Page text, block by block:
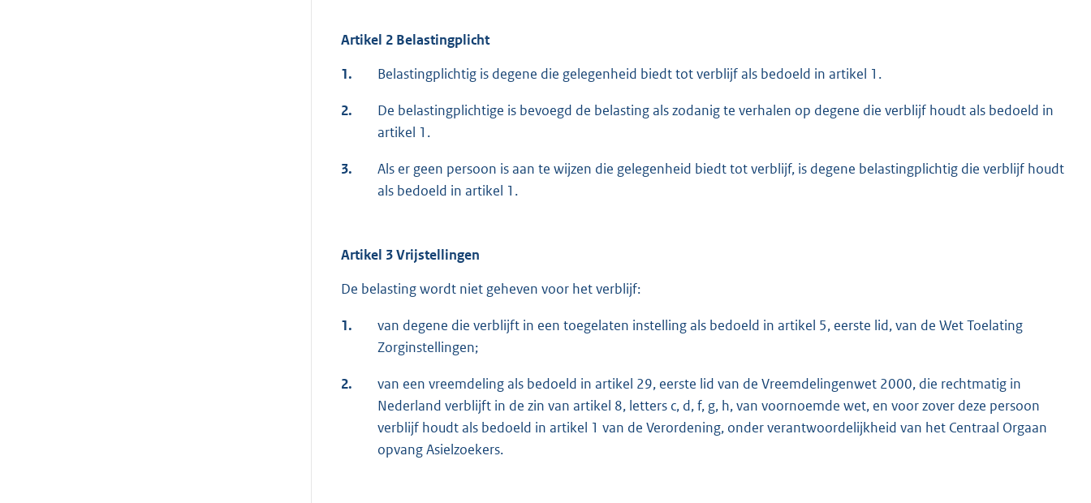
Artikel 2 Belastingplicht
1.
Belastingplichtig is degene die gelegenheid biedt tot verblijf als bedoeld in artikel 1.
2.
De belastingplichtige is bevoegd de belasting als zodanig te verhalen op degene die verblijf houdt als bedoeld in
artikel 1.
3.
Als er geen persoon is aan te wijzen die gelegenheid biedt tot verblijf, is degene belastingplichtig die verblijf houdt
als bedoeld in artikel 1.
Artikel 3 Vrijstellingen
De belasting wordt niet geheven voor het verblijf:
1.
van degene die verblijft in een toegelaten instelling als bedoeld in artikel 5, eerste lid, van de Wet Toelating
Zorginstellingen;
2.
van een vreemdeling als bedoeld in artikel 29, eerste lid van de Vreemdelingenwet 2000, die rechtmatig in
Nederland verblijft in de zin van artikel 8, letters c, d, f, g, h, van voornoemde wet, en voor zover deze persoon
verblijf houdt als bedoeld in artikel 1 van de Verordening, onder verantwoordelijkheid van het Centraal Orgaan
opvang Asielzoekers.